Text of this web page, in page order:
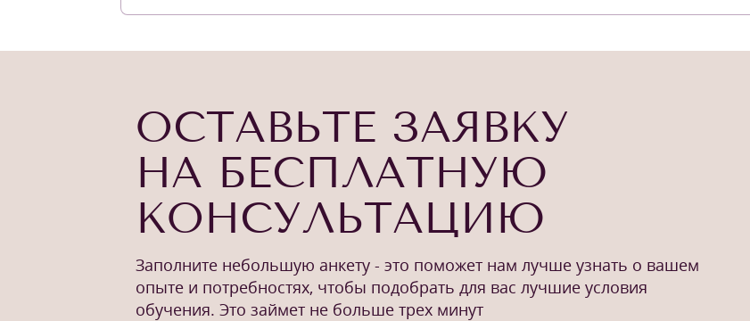
ОСТАВЬТЕ ЗАЯВКУ
НА БЕСПЛАТНУЮ
КОНСУЛЬТАЦИЮ
Заполните небольшую анкету - это поможет нам лучше узнать о вашем
опыте и потребностях, чтобы подобрать для вас лучшие условия
обучения. Это займет не больше трех минут